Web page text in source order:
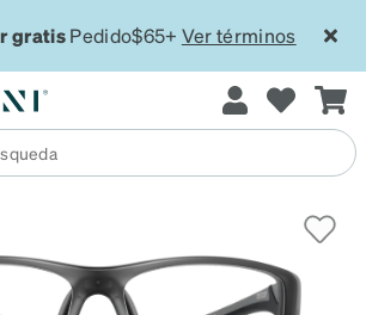
gratisPedido$65+ Ver términos